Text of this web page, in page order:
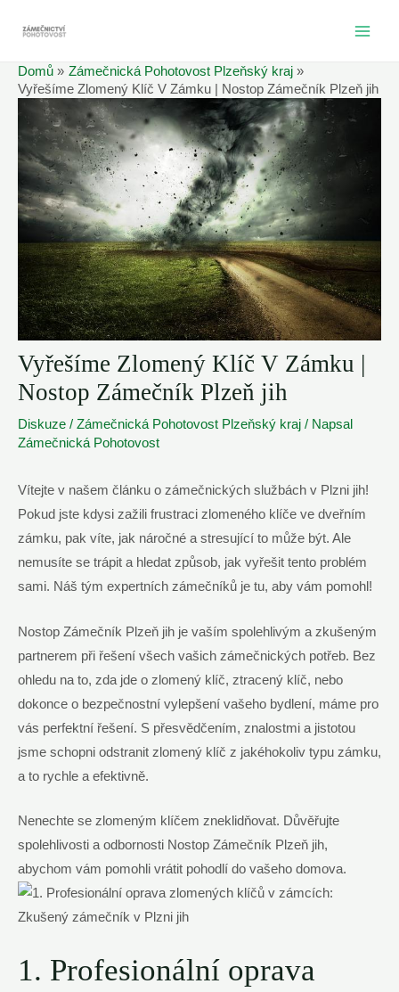
Domů
Zámečnická Pohotovost Plzeňský kraj
Vyřešíme Zlomený Klíč V Zámku | Nostop Zámečník Plzeň jih
Vyřešíme Zlomený Klíč V Zámku |
Nostop Zámečník Plzeň jih
Diskuze / Zámečnická Pohotovost Plzeňský kraj / Napsal
Zámečnická Pohotovost
Vítejte v našem článku o zámečnických službách v Plzni jih!
Pokud jste kdysi zažili frustraci zlomeného klíče ve dveřním
zámku, pak‌ víte, jak náročné a stresující to může být. Ale
nemusíte se‍ trápit ​a hledat způsob,⁣ jak⁤ vyřešit tento problém
sami. Náš tým expertních zámečníků je ⁤tu,⁣ aby vám pomohl!
Nostop ⁤Zámečník ‍Plzeň jih je vaším spolehlivým a ⁤zkušeným⁤
partnerem při řešení všech vašich zámečnických potřeb. Bez
ohledu na to, zda jde o zlomený klíč, ztracený‍ klíč, nebo
dokonce o bezpečnostní vylepšení vašeho bydlení, máme pro
vás perfektní řešení. S přesvědčením, znalostmi a jistotou
jsme schopni ​odstranit zlomený klíč z jakéhokoliv typu⁣ zámku,
a to rychle a efektivně.
Nenechte se zlomeným klíčem zneklidňovat. Důvěřujte
spolehlivosti a odbornosti Nostop Zámečník Plzeň⁢ jih,
abychom vám pomohli vrátit pohodlí⁣ do vašeho domova.
1. Profesionální oprava